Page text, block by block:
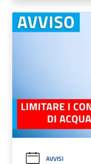
AVVISI